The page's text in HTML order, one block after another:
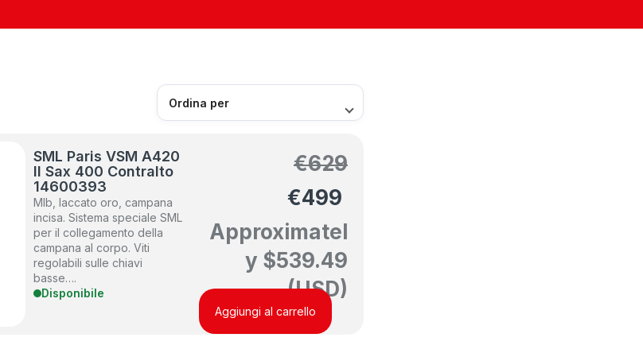
SML Paris VSM A420
II Sax 400 Contralto
14600393
MIb, laccato oro, campana
incisa. Sistema speciale SML
per il collegamento della
campana al corpo. Viti
regolabili sulle chiavi
basse….
Disponibile
€629
€499
Approximatel
y $539.49
(USD)
Aggiungi al carrello